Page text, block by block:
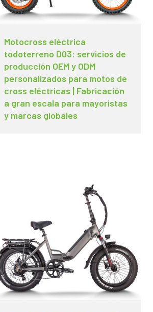
Motocross eléctrica
todoterreno D03: servicios de
producción OEM y ODM
personalizados para motos de
cross eléctricas | Fabricación
a gran escala para mayoristas
y marcas globales